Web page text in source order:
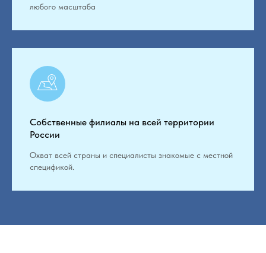
любого масштаба
Собственные филиалы на всей территории
России
Охват всей страны и специалисты знакомые с местной
спецификой.